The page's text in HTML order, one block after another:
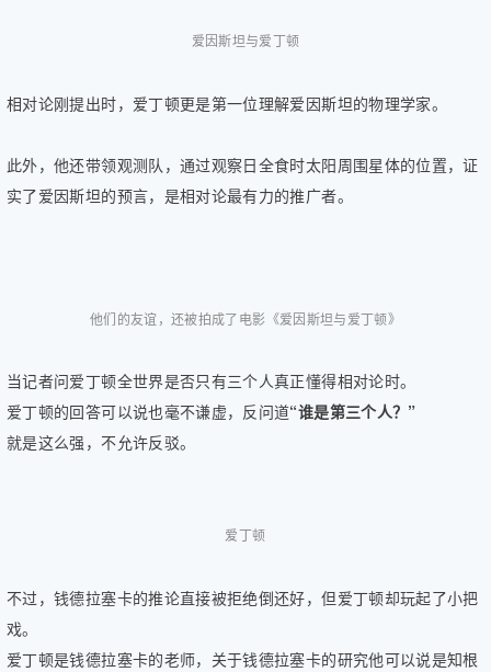
爱因斯坦与爱丁顿
相对论刚提出时，爱丁顿更是第一位理解爱因斯坦的物理学家。
此外，他还带领观测队，通过观察日全食时太阳周围星体的位置，证
实了爱因斯坦的预言，是相对论最有力的推广者。
他们的友谊，还被拍成了电影《爱因斯坦与爱丁顿》
当记者问爱丁顿全世界是否只有三个人真正懂得相对论时。
爱丁顿的回答可以说也毫不谦虚，反问道“谁是第三个人？”
就是这么强，不允许反驳。
爱丁顿
不过，钱德拉塞卡的推论直接被拒绝倒还好，但爱丁顿却玩起了小把
戏。
爱丁顿是钱德拉塞卡的老师，关于钱德拉塞卡的研究他可以说是知根